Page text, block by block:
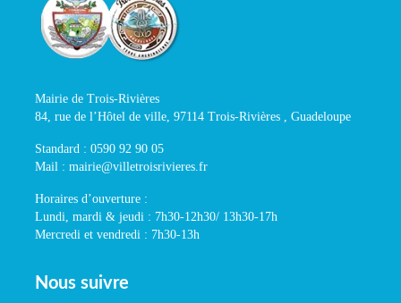
Mairie de Trois-Rivières
84, rue de l’Hôtel de ville, 97114 Trois-Rivières , Guadeloupe
Standard : 0590 92 90 05
Mail : mairie@villetroisrivieres.fr
Horaires d’ouverture :
Lundi, mardi & jeudi : 7h30-12h30/ 13h30-17h
Mercredi et vendredi : 7h30-13h
Nous suivre